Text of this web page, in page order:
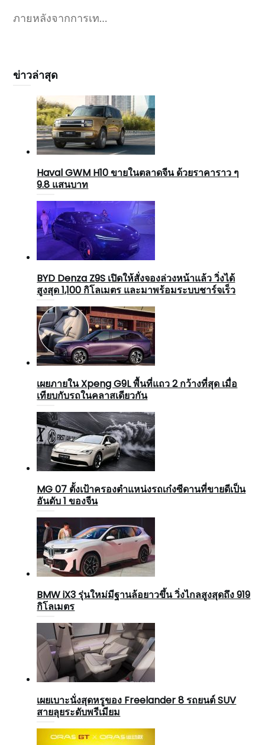
ภายหลังจากการเท…
ข่าวล่าสุด
Haval GWM H10 ขายในตลาดจีน ด้วยราคาราว ๆ
9.8 แสนบาท
BYD Denza Z9S เปิดให้สั่งจองล่วงหน้าแล้ว วิ่งได้
สูงสุด 1,100 กิโลเมตร และมาพร้อมระบบชาร์จเร็ว
เผยภายใน Xpeng G9L พื้นที่แถว 2 กว้างที่สุด เมื่อ
เทียบกับรถในคลาสเดียวกัน
MG 07 ตั้งเป้าครองตำแหน่งรถเก๋งซีดานที่ขายดีเป็น
อันดับ 1 ของจีน
BMW iX3 รุ่นใหม่มีฐานล้อยาวขึ้น วิ่งไกลสูงสุดถึง 919
กิโลเมตร
เผยเบาะนั่งสุดหรูของ Freelander 8 รถยนต์ SUV
สายลุยระดับพรีเมียม